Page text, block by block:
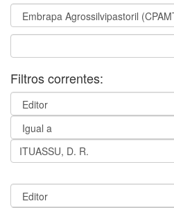
Filtros correntes: